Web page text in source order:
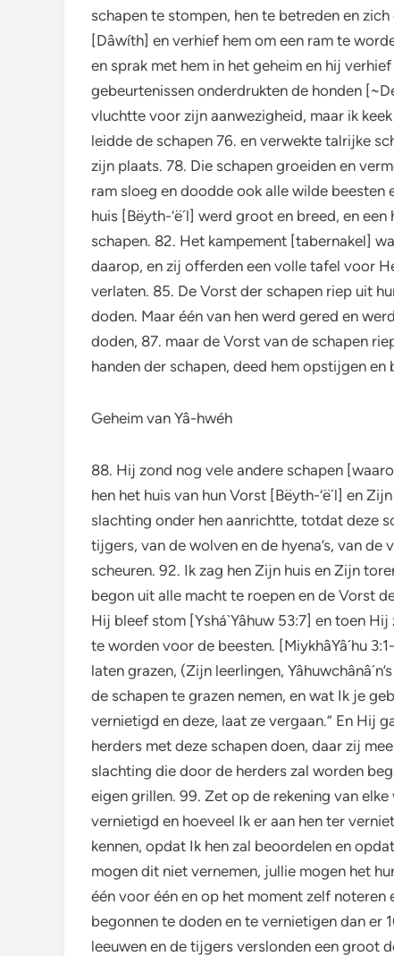
schapen te stompen, hen te betreden en
[Dâwíth] en verhief hem om een ram te
en sprak met hem in het geheim en hij
gebeurtenissen onderdrukten de honden
vluchtte voor zijn aanwezigheid, maar ik
leidde de schapen 76. en verwekte talrijke
zijn plaats. 78. Die schapen groeiden en
ram sloeg en doodde ook alle wilde beesten
huis [Bëyth-‘ë´l] werd groot en breed, en
schapen. 82. Het kampement [tabernakel]
daarop, en zij offerden een volle tafel voor
verlaten. 85. De Vorst der schapen riep uit
doden. Maar één van hen werd gered en
doden, 87. maar de Vorst van de schapen
handen der schapen, deed hem opstijgen
Geheim van Yâ-hwéh
88. Hij zond nog vele andere schapen
hen het huis van hun Vorst [Bëyth-‘ë´l] en
slachting onder hen aanrichtte, totdat deze
tijgers, van de wolven en de hyena’s, van de
scheuren. 92. Ik zag hen Zijn huis en Zijn
begon uit alle macht te roepen en de Vorst
Hij bleef stom [Yshá`Yâhuw 53:7] en toen
te worden voor de beesten. [MiykhâYâ´hu
laten grazen, (Zijn leerlingen,
de schapen te grazen nemen, en wat Ik je
vernietigd en deze, laat ze vergaan.” En Hij
herders met deze schapen doen, daar zij
slachting die door de herders zal worden
eigen grillen. 99. Zet op de rekening van
vernietigd en hoeveel Ik er aan hen ter
kennen, opdat Ik hen zal beoordelen en
mogen dit niet vernemen, jullie mogen het
één voor één en op het moment zelf
begonnen te doden en te vernietigen dan er
leeuwen en de tijgers verslonden een groot